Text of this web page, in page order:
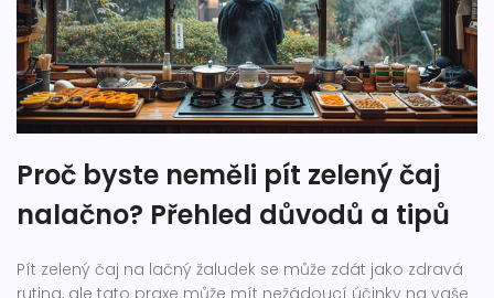
Proč byste neměli pít zelený čaj
nalačno? Přehled důvodů a tipů
Pít zelený čaj na lačný žaludek se může zdát jako zdravá
rutina, ale tato praxe může mít nežádoucí účinky na vaše